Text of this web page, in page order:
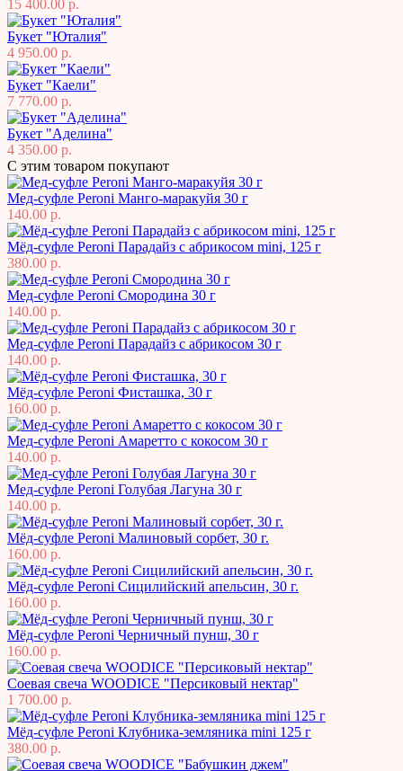
15 400.00 р.
Букет "Юталия"
4 950.00 р.
Букет "Каели"
7 770.00 р.
Букет "Аделина"
4 350.00 р.
С этим товаром покупают
Мед-суфле Peroni Манго-маракуйя 30 г
140.00 р.
Мёд-суфле Peroni Парадайз с абрикосом mini, 125 г
380.00 р.
Мед-суфле Peroni Смородина 30 г
140.00 р.
Мед-суфле Peroni Парадайз с абрикосом 30 г
140.00 р.
Мёд-суфле Peroni Фисташка, 30 г
160.00 р.
Мед-суфле Peroni Амаретто с кокосом 30 г
140.00 р.
Мед-суфле Peroni Голубая Лагуна 30 г
140.00 р.
Мёд-суфле Peroni Малиновый сорбет, 30 г.
160.00 р.
Мёд-суфле Peroni Сицилийский апельсин, 30 г.
160.00 р.
Мёд-суфле Peroni Черничный пунш, 30 г
160.00 р.
Соевая свеча WOODICE "Персиковый нектар"
1 700.00 р.
Мёд-суфле Peroni Клубника-земляника mini 125 г
380.00 р.